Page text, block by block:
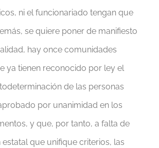
ni el funcionariado tengan que
se quiere poner de manifiesto
hay once comunidades
ya tienen reconocido por ley el
de las personas
por unanimidad en los
y que, por tanto, a falta de
que unifique criterios, las